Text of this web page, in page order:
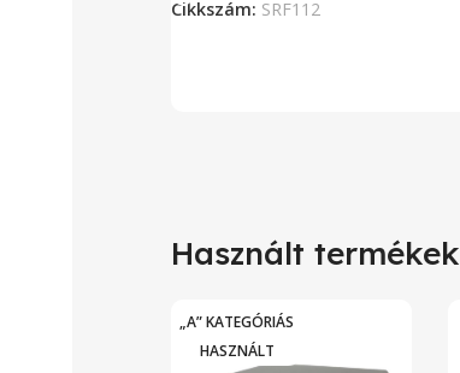
Cikkszám: SRF112
Használt termékek
„A” KATEGÓRIÁS
HASZNÁLT